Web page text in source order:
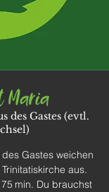
Maria
des Gastes (evtl.
Gastes weichen
aus.
min. Du brauchst